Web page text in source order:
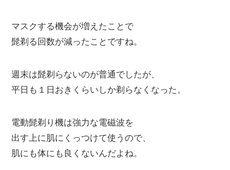
マスクする機会が増えたことで
髭剃る回数が減ったことですね。
週末は髭剃らないのが普通でしたが、
平日も１日おきくらいしか剃らなくなった。
電動髭剃り機は強力な電磁波を
出す上に肌にくっつけて使うので、
肌にも体にも良くないんだよね。